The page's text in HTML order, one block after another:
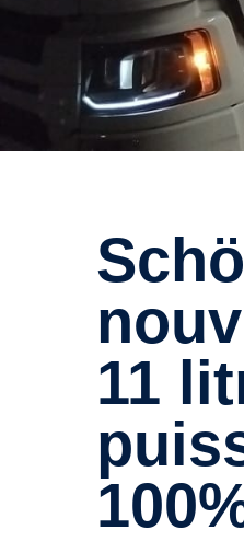
Schöni Transport AG teste le
11